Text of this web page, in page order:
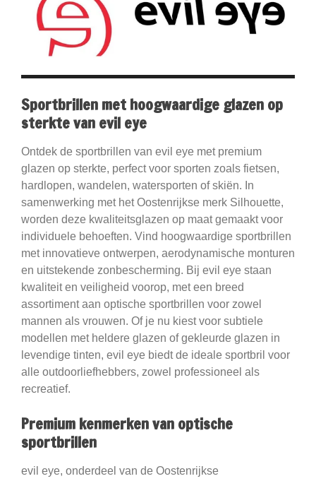
Sportbrillen met hoogwaardige glazen op
sterkte van evil eye
Ontdek de sportbrillen van evil eye met premium
glazen op sterkte, perfect voor sporten zoals fietsen,
hardlopen, wandelen, watersporten of skiën. In
samenwerking met het Oostenrijkse merk Silhouette,
worden deze kwaliteitsglazen op maat gemaakt voor
individuele behoeften. Vind hoogwaardige sportbrillen
met innovatieve ontwerpen, aerodynamische monturen
en uitstekende zonbescherming. Bij evil eye staan
kwaliteit en veiligheid voorop, met een breed
assortiment aan optische sportbrillen voor zowel
mannen als vrouwen. Of je nu kiest voor subtiele
modellen met heldere glazen of gekleurde glazen in
levendige tinten, evil eye biedt de ideale sportbril voor
alle outdoorliefhebbers, zowel professioneel als
recreatief.
Premium kenmerken van optische
sportbrillen
evil eye, onderdeel van de Oostenrijkse